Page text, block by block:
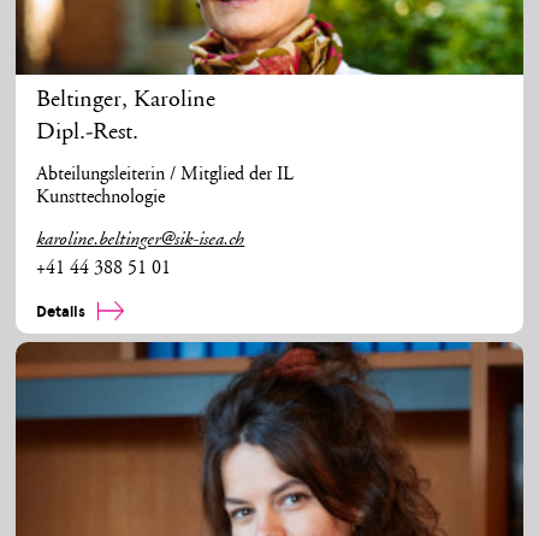
Beltinger, Karoline
Dipl.-Rest.
Abteilungsleiterin / Mitglied der IL
Kunsttechnologie
karoline.beltinger@sik-isea.ch
+41 44 388 51 01
Details